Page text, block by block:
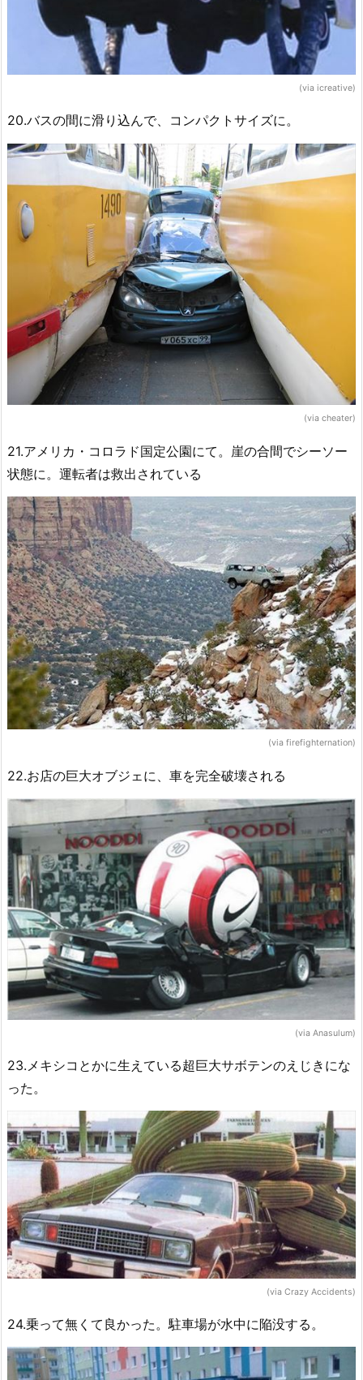
(via icreative)
20.バスの間に滑り込んで、コンパクトサイズに。
(via cheater)
21.アメリカ・コロラド国定公園にて。崖の合間でシーソー
状態に。運転者は救出されている
(via firefighternation)
22.お店の巨大オブジェに、車を完全破壊される
(via Anasulum)
23.メキシコとかに生えている超巨大サボテンのえじきにな
った。
(via Crazy Accidents)
24.乗って無くて良かった。駐車場が水中に陥没する。